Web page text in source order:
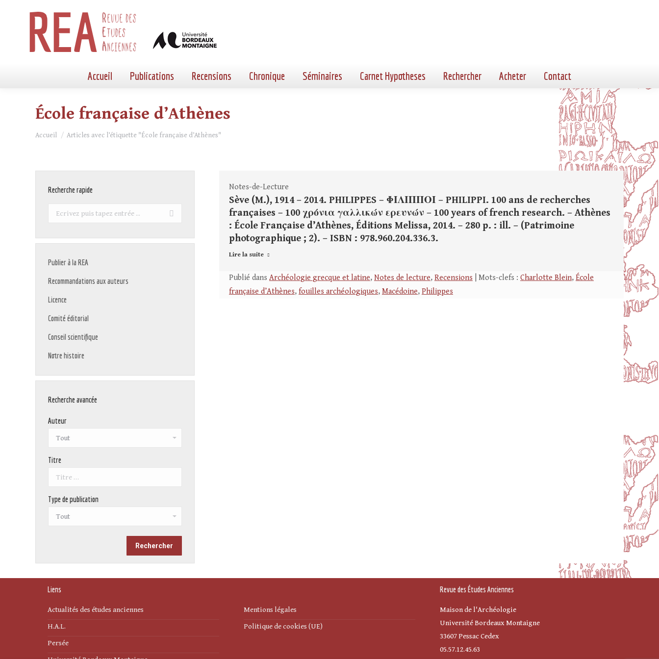
Accueil Publications Recensions Chronique Séminaires Carnet Hypotheses Rechercher Acheter Contact
École française d’Athènes
Vous êtes ici :
Accueil Articles avec l’étiquette "École française d’Athènes"
Notes-de-Lecture
Sève (M.), 1914 – 2014. PHILIPPES – ΦΙΛΙΠΠΟΙ – PHILIPPI. 100 ans de recherches
françaises – 100 χρόνια γαλλικών ερευνών – 100 years of french research. – Athènes
: École Française d’Athènes, Éditions Melissa, 2014. – 280 p. : ill. – (Patrimoine
photographique ; 2). – ISBN : 978.960.204.336.3.
Lire la suite
Publié dans Archéologie grecque et latine, Notes de lecture, Recensions | Mots-clefs : Charlotte Blein, École
française d’Athènes, fouilles archéologiques, Macédoine, Philippes
Recherche rapide
Recherche
Publier à la REA
Recommandations aux auteurs
Licence
Comité éditorial
Conseil scientifique
Notre histoire
Recherche avancée
Auteur
Titre
Type de publication
Liens
Actualités des études anciennes
H.A.L.
Persée
Mentions légales
Politique de cookies (UE)
Revue des Études Anciennes
Maison de l'Archéologie
Université Bordeaux Montaigne
33607 Pessac Cedex
05.57.12.45.63